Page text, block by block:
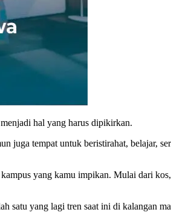
hal yang harus dipikirkan.
juga tempat untuk beristirahat, belajar,
yang kamu impikan. Mulai dari
yang lagi tren saat ini di kalangan